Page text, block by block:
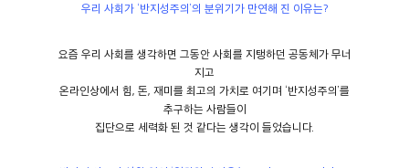
우리 사회가 ‘반지성주의’의 분위기가 만연해 진 이유는?
요즘 우리 사회를 생각하면 그동안 사회를 지탱하던 공동체가 무너
지고
온라인상에서 힘, 돈, 재미를 최고의 가치로 여기며 ‘반지성주의’를
추구하는 사람들이
집단으로 세력화 된 것 같다는 생각이 들었습니다.